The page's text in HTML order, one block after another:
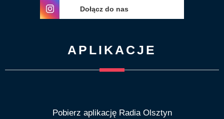
Dołącz do nas
APLIKACJE
Pobierz aplikację Radia Olsztyn